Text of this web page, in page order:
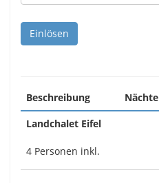
Beschreibung Nächte
Landchalet Eifel
4 Personen inkl.